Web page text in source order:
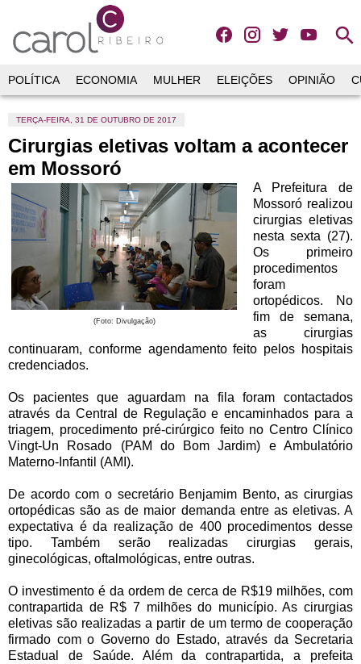
search
POLÍTICA ECONOMIA MULHER ELEIÇÕES OPINIÃO
TERÇA-FEIRA, 31 DE OUTUBRO DE 2017
Cirurgias eletivas voltam a acontecer
em Mossoró
(Foto: Divulgação)
A Prefeitura de
Mossoró realizou
cirurgias eletivas
nesta sexta (27).
Os primeiro
procedimentos
foram
ortopédicos. No
fim de semana,
as cirurgias
continuaram, conforme agendamento feito pelos hospitais
credenciados.
Os pacientes que aguardam na fila foram contactados
através da Central de Regulação e encaminhados para a
triagem, procedimento pré-cirúrgico feito no Centro Clínico
Vingt-Un Rosado (PAM do Bom Jardim) e Ambulatório
Materno-Infantil (AMI).
De acordo com o secretário Benjamim Bento, as cirurgias
ortopédicas são as de maior demanda entre as eletivas. A
expectativa é da realização de 400 procedimentos desse
tipo. Também serão realizadas cirurgias gerais,
ginecológicas, oftalmológicas, entre outras.
O investimento é da ordem de cerca de R$19 milhões, com
contrapartida de R$ 7 milhões do município. As cirurgias
eletivas são realizadas a partir de um termo de cooperação
firmado com o Governo do Estado, através da Secretaria
Estadual de Saúde. Além da contrapartida, a prefeita